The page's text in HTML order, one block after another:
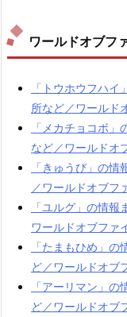
ワールドオブフ
「トウホウフハ
所など／ワールド
「メカチョコボ
など／ワールドオ
「きゅうび」の
／ワールドオブフ
「ユルグ」の情
ワールドオブファ
「たまもひめ」
ど／ワールドオブ
「アーリマン」
ど／ワールドオブ